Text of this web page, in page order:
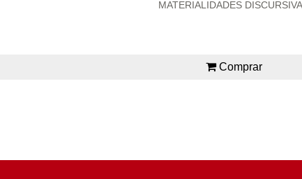
MATERIALIDADES
Comprar